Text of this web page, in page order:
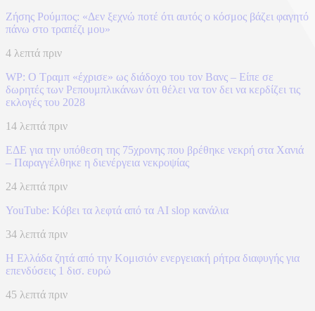
Ζήσης Ρούμπος: «Δεν ξεχνώ ποτέ ότι αυτός ο κόσμος βάζει φαγητό
πάνω στο τραπέζι μου»
4 λεπτά πριν
WP: Ο Τραμπ «έχρισε» ως διάδοχο του τον Βανς – Είπε σε
δωρητές των Ρεπουμπλικάνων ότι θέλει να τον δει να κερδίζει τις
εκλογές του 2028
14 λεπτά πριν
ΕΔΕ για την υπόθεση της 75χρονης που βρέθηκε νεκρή στα Χανιά
– Παραγγέλθηκε η διενέργεια νεκροψίας
24 λεπτά πριν
YouTube: Κόβει τα λεφτά από τα AI slop κανάλια
34 λεπτά πριν
Η Ελλάδα ζητά από την Κομισιόν ενεργειακή ρήτρα διαφυγής για
επενδύσεις 1 δισ. ευρώ
45 λεπτά πριν